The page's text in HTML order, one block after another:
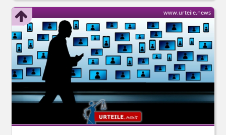
www.urteile.news